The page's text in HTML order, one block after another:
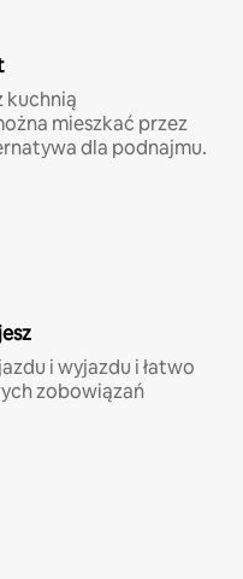
kuchnią
mieszkać przez
dla podnajmu.
i wyjazdu i łatwo
zobowiązań